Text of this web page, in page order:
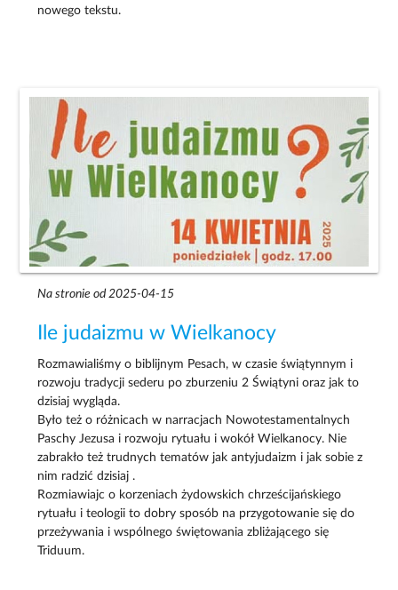
nowego tekstu.
Na stronie od 2025-04-15
Ile judaizmu w Wielkanocy
Rozmawialiśmy o biblijnym Pesach, w czasie świątynnym i
rozwoju tradycji sederu po zburzeniu 2 Świątyni oraz jak to
dzisiaj wygląda.
Było też o różnicach w narracjach Nowotestamentalnych
Paschy Jezusa i rozwoju rytuału i wokół Wielkanocy. Nie
zabrakło też trudnych tematów jak antyjudaizm i jak sobie z
nim radzić dzisiaj .
Rozmiawiajc o korzeniach żydowskich chrześcijańskiego
rytuału i teologii to dobry sposób na przygotowanie się do
przeżywania i wspólnego świętowania zbliżającego się
Triduum.